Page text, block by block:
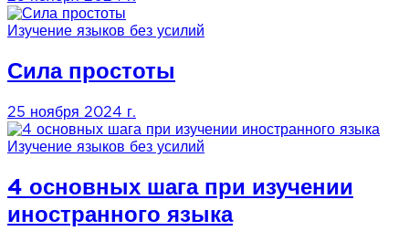
Изучение языков без усилий
Сила простоты
25 ноября 2024 г.
Изучение языков без усилий
4 основных шага при изучении
иностранного языка